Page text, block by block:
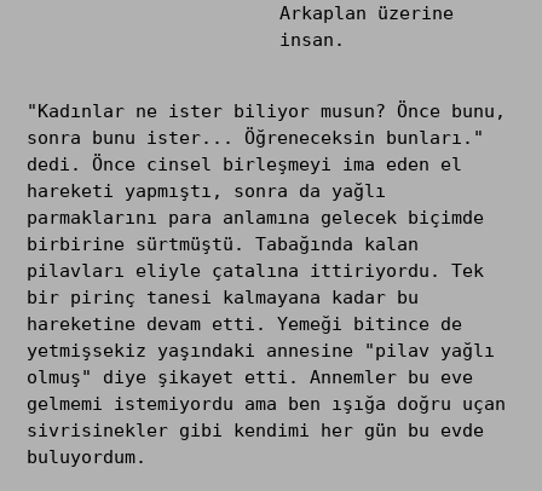
Arkaplan üzerine
insan.
"Kadınlar ne ister biliyor musun? Önce bunu,
sonra bunu ister... Öğreneceksin bunları."
dedi. Önce cinsel birleşmeyi ima eden el
hareketi yapmıştı, sonra da yağlı
parmaklarını para anlamına gelecek biçimde
birbirine sürtmüştü. Tabağında kalan
pilavları eliyle çatalına ittiriyordu. Tek
bir pirinç tanesi kalmayana kadar bu
hareketine devam etti. Yemeği bitince de
yetmişsekiz yaşındaki annesine "pilav yağlı
olmuş" diye şikayet etti. Annemler bu eve
gelmemi istemiyordu ama ben ışığa doğru uçan
sivrisinekler gibi kendimi her gün bu evde
buluyordum.